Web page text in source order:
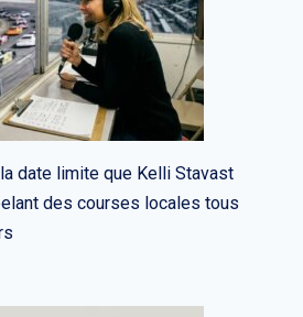
date limite que Kelli Stavast
des courses locales tous